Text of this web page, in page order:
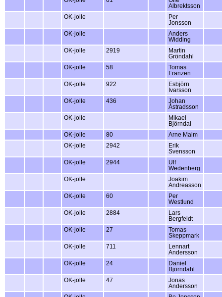
Albrektsson
OK-jolle
Per
Jonsson
OK-jolle
Anders
Widding
OK-jolle
2919
Martin
Gröndahl
OK-jolle
58
Tomas
Franzen
OK-jolle
922
Esbjörn
Ivarsson
OK-jolle
436
Johan
Åstradsson
OK-jolle
Mikael
Björndal
OK-jolle
80
Arne Malm
OK-jolle
2942
Erik
Svensson
OK-jolle
2944
Ulf
Wedenberg
OK-jolle
Joakim
Andreasson
OK-jolle
60
Per
Westlund
OK-jolle
2884
Lars
Bergfeldt
OK-jolle
27
Tomas
Skeppmark
OK-jolle
711
Lennart
Andersson
OK-jolle
24
Daniel
Björndahl
OK-jolle
47
Jonas
Andersson